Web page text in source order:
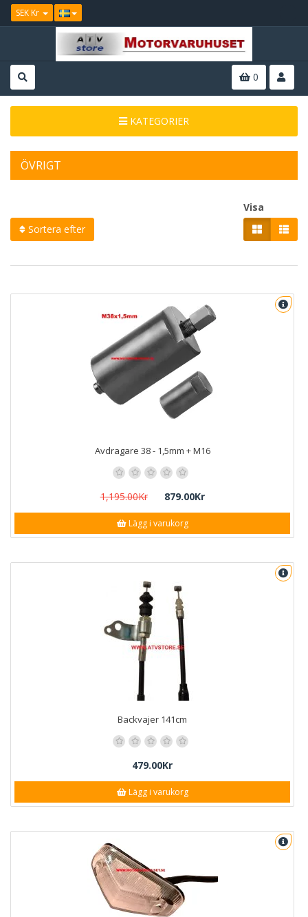
SEK Kr
0
KATEGORIER
ÖVRIGT
Sortera efter
Visa
Avdragare 38 - 1,5mm + M16
1,195.00Kr 879.00Kr
Lägg i varukorg
Backvajer 141cm
479.00Kr
Lägg i varukorg